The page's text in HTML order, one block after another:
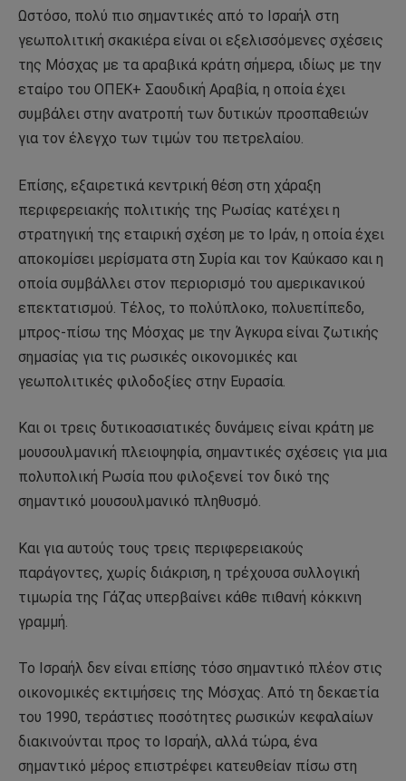
Ωστόσο, πολύ πιο σημαντικές από το Ισραήλ στη
γεωπολιτική σκακιέρα είναι οι εξελισσόμενες σχέσεις
της Μόσχας με τα αραβικά κράτη σήμερα, ιδίως με την
εταίρο του ΟΠΕΚ+ Σαουδική Αραβία, η οποία έχει
συμβάλει στην ανατροπή των δυτικών προσπαθειών
για τον έλεγχο των τιμών του πετρελαίου.
Επίσης, εξαιρετικά κεντρική θέση στη χάραξη
περιφερειακής πολιτικής της Ρωσίας κατέχει η
στρατηγική της εταιρική σχέση με το Ιράν, η οποία έχει
αποκομίσει μερίσματα στη Συρία και τον Καύκασο και η
οποία συμβάλλει στον περιορισμό του αμερικανικού
επεκτατισμού. Τέλος, το πολύπλοκο, πολυεπίπεδο,
μπρος-πίσω της Μόσχας με την Άγκυρα είναι ζωτικής
σημασίας για τις ρωσικές οικονομικές και
γεωπολιτικές φιλοδοξίες στην Ευρασία.
Και οι τρεις δυτικοασιατικές δυνάμεις είναι κράτη με
μουσουλμανική πλειοψηφία, σημαντικές σχέσεις για μια
πολυπολική Ρωσία που φιλοξενεί τον δικό της
σημαντικό μουσουλμανικό πληθυσμό.
Και για αυτούς τους τρεις περιφερειακούς
παράγοντες, χωρίς διάκριση, η τρέχουσα συλλογική
τιμωρία της Γάζας υπερβαίνει κάθε πιθανή κόκκινη
γραμμή.
Το Ισραήλ δεν είναι επίσης τόσο σημαντικό πλέον στις
οικονομικές εκτιμήσεις της Μόσχας. Από τη δεκαετία
του 1990, τεράστιες ποσότητες ρωσικών κεφαλαίων
διακινούνται προς το Ισραήλ, αλλά τώρα, ένα
σημαντικό μέρος επιστρέφει κατευθείαν πίσω στη